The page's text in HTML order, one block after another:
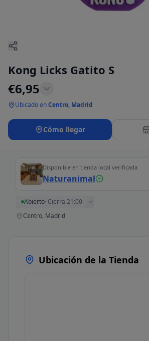
Kong Licks Gatito S
€6,95
Ubicado enCentro, Madrid
Cómo llegar
Disponible en tienda local verificada
Naturanimal
Abierto· Cierra 21:00
Centro, Madrid
Ubicación de la Tienda